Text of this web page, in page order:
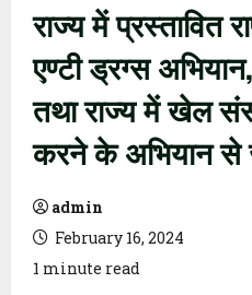
राज्य में प्रस्तावित
एण्टी ड्रग्स
तथा राज्य में खेल
करने के अभियान से
admin
February 16, 2024
1 minute read